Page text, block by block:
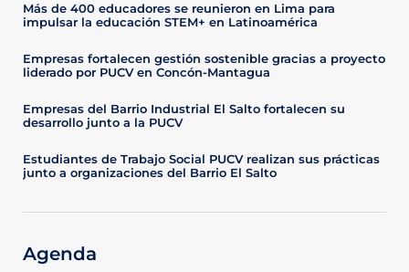
Más de 400 educadores se reunieron en Lima para
impulsar la educación STEM+ en Latinoamérica
Empresas fortalecen gestión sostenible gracias a proyecto
liderado por PUCV en Concón-Mantagua
Empresas del Barrio Industrial El Salto fortalecen su
desarrollo junto a la PUCV
Estudiantes de Trabajo Social PUCV realizan sus prácticas
junto a organizaciones del Barrio El Salto
Agenda